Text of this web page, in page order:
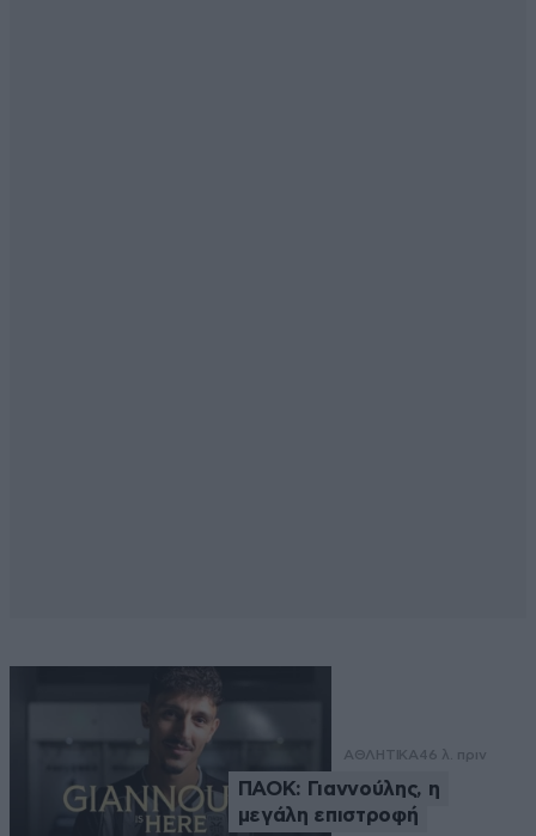
ΑΘΛΗΤΙΚΑ46 λ. πριν
ΠΑΟΚ: Γιαννούλης, η
μεγάλη επιστροφή